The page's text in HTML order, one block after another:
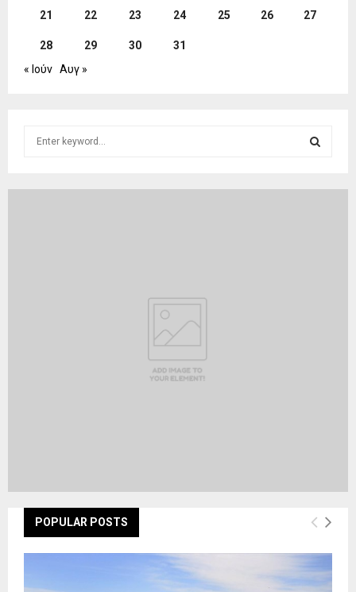
21 22 23 24 25 26 27
28 29 30
31
« Ιούν Αυγ »
POPULAR POSTS